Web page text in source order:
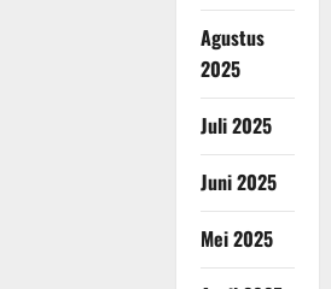
Agustus
2025
Juli 2025
Juni 2025
Mei 2025